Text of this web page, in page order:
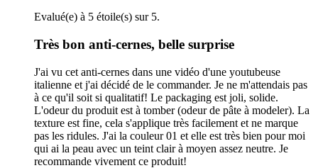
Evalué(e) à 5 étoile(s) sur 5.
Très bon anti-cernes, belle surprise
J'ai vu cet anti-cernes dans une vidéo d'une youtubeuse
italienne et j'ai décidé de le commander. Je ne m'attendais pas
à ce qu'il soit si qualitatif! Le packaging est joli, solide.
L'odeur du produit est à tomber (odeur de pâte à modeler). La
texture est fine, cela s'applique très facilement et ne marque
pas les ridules. J'ai la couleur 01 et elle est très bien pour moi
qui ai la peau avec un teint clair à moyen assez neutre. Je
recommande vivement ce produit!